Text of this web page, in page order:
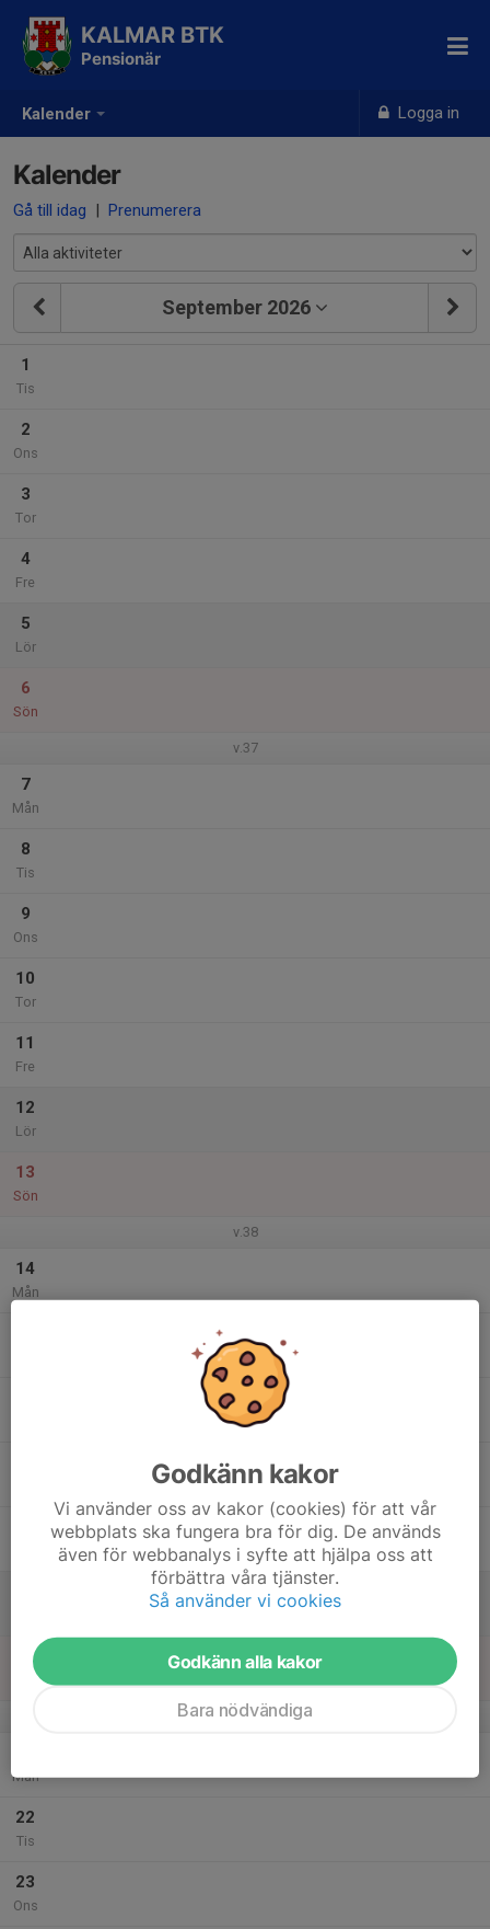
Kalender Logga in
KALMAR BTK
Pensionär
Kalender
Gå till idag | Prenumerera
September 2026
1
Tis
2
Ons
3
Tor
4
Fre
5
Lör
6
Sön
v.37
7
Mån
8
Tis
9
Ons
10
Tor
11
Fre
12
Lör
13
Sön
v.38
14
Mån
20
Sön
v.39
Mån
22
Tis
23
Ons
Godkänn kakor
Vi använder oss av kakor (cookies) för att vår
webbplats ska fungera bra för dig. De används
även för webbanalys i syfte att hjälpa oss att
förbättra våra tjänster.
Så använder vi cookies
Godkänn alla kakor
Bara nödvändiga